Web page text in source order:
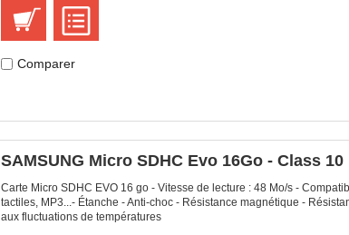
Comparer
SAMSUNG Micro SDHC Evo 16Go - Class 10
Carte Micro SDHC EVO 16 go - Vitesse de lecture : 48 Mo/s -
tactiles, MP3...- Étanche - Anti-choc - Résistance magnétique -
aux fluctuations de températures